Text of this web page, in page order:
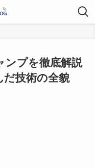
ンプを徹底解説
だ技術の全貌